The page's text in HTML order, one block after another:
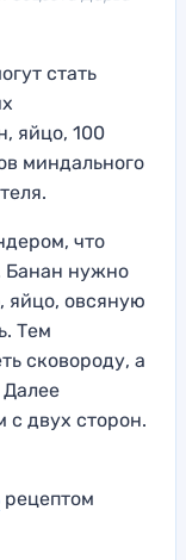
стать
яйцо, 100
миндального
что
Банан нужно
яйцо, овсяную
Тем
сковороду, а
Далее
с двух сторон.
рецептом